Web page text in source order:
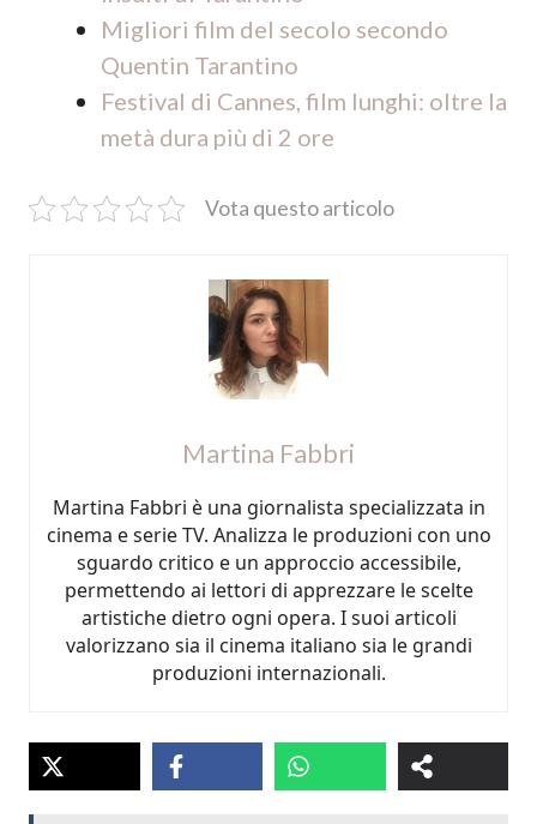
Migliori film del secolo secondo
Quentin Tarantino
Festival di Cannes, film lunghi: oltre la
metà dura più di 2 ore
Vota questo articolo
Martina Fabbri
Martina Fabbri è una giornalista specializzata in
cinema e serie TV. Analizza le produzioni con uno
sguardo critico e un approccio accessibile,
permettendo ai lettori di apprezzare le scelte
artistiche dietro ogni opera. I suoi articoli
valorizzano sia il cinema italiano sia le grandi
produzioni internazionali.